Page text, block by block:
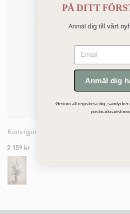
Konstgjord Eucalyptus 170cm
2 159 kr
PÅDITT
Anmäl dig till vårt
Email
Anmäl dig
Genom att registrera dig, samtycker